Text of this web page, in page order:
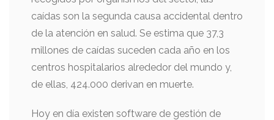
caídas son la segunda causa accidental dentro
de la atención en salud. Se estima que 37,3
millones de caídas suceden cada año en los
centros hospitalarios alrededor del mundo y,
de ellas, 424.000 derivan en muerte.
Hoy en día existen software de gestión de